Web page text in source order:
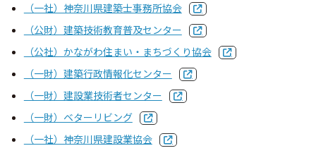
⼀級建築⼠試験について
ニ級・⽊造建築⼠試験について
（一社）神奈川県建築士事務所協会
（公財）建築技術教育普及センター
（公社）かながわ住まい・まちづくり協会
（一財）建築行政情報化センター
（一財）建設業技術者センター
（一財）ベターリビング
（一社）神奈川県建設業協会